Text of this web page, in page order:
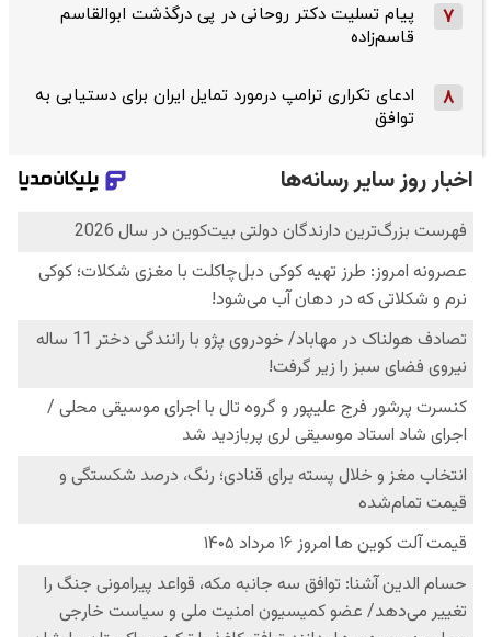
7
پیام تسلیت دکتر روحانی در پی درگذشت ابوالقاسم
قاسم‌زاده
8
ادعای تکراری ترامپ درمورد تمایل ایران برای دستیابی به
توافق